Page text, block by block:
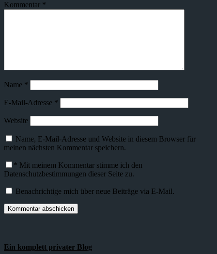
Kommentar *
Name *
E-Mail-Adresse *
Website
Name, E-Mail-Adresse und Website in diesem Browser für
meinen nächsten Kommentar speichern.
* Mit meinem Kommentar stimme ich den
Datenschutzbestimmungen dieser Seite zu.
Benachrichtige mich über neue Beiträge via E-Mail.
Ein komplett privater Blog